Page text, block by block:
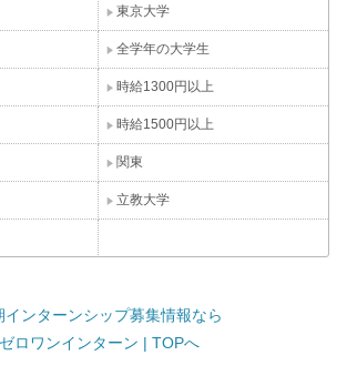
東京大学
全学年の大学生
時給1300円以上
時給1500円以上
関東
立教大学
インターンシップ募集情報なら
ゼロワンインターン | TOPへ